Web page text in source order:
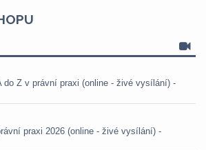
do Z v právní praxi (online - živé vysílání) -
praxi 2026 (online - živé vysílání) -